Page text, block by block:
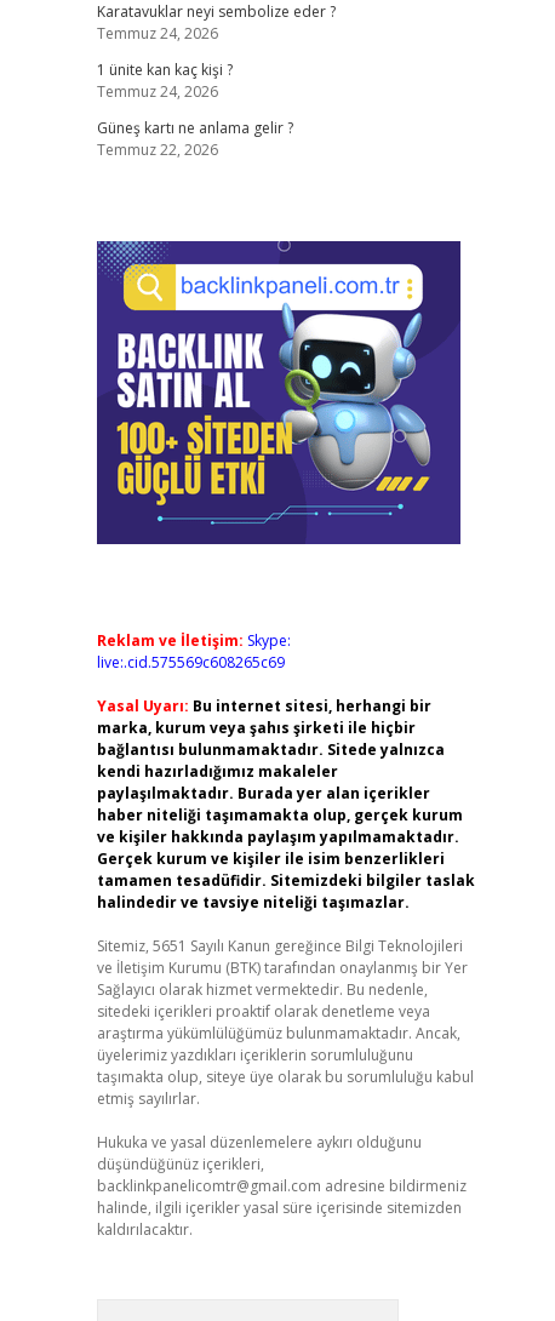
Karatavuklar neyi sembolize eder ?
Temmuz 24, 2026
1 ünite kan kaç kişi ?
Temmuz 24, 2026
Güneş kartı ne anlama gelir ?
Temmuz 22, 2026
Reklam ve İletişim: Skype:
live:.cid.575569c608265c69
Yasal Uyarı: Bu internet sitesi, herhangi bir
marka, kurum veya şahıs şirketi ile hiçbir
bağlantısı bulunmamaktadır. Sitede yalnızca
kendi hazırladığımız makaleler
paylaşılmaktadır. Burada yer alan içerikler
haber niteliği taşımamakta olup, gerçek kurum
ve kişiler hakkında paylaşım yapılmamaktadır.
Gerçek kurum ve kişiler ile isim benzerlikleri
tamamen tesadüfidir. Sitemizdeki bilgiler taslak
halindedir ve tavsiye niteliği taşımazlar.
Sitemiz, 5651 Sayılı Kanun gereğince Bilgi Teknolojileri
ve İletişim Kurumu (BTK) tarafından onaylanmış bir Yer
Sağlayıcı olarak hizmet vermektedir. Bu nedenle,
sitedeki içerikleri proaktif olarak denetleme veya
araştırma yükümlülüğümüz bulunmamaktadır. Ancak,
üyelerimiz yazdıkları içeriklerin sorumluluğunu
taşımakta olup, siteye üye olarak bu sorumluluğu kabul
etmiş sayılırlar.
Hukuka ve yasal düzenlemelere aykırı olduğunu
düşündüğünüz içerikleri,
backlinkpanelicomtr@gmail.com adresine bildirmeniz
halinde, ilgili içerikler yasal süre içerisinde sitemizden
kaldırılacaktır.